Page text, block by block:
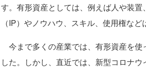
す。有形資産としては、例えば人や装
（IP）やノウハウ、スキル、使用権など
今まで多くの産業では、有形資産を使
した。しかし、直近では、新型コロナ